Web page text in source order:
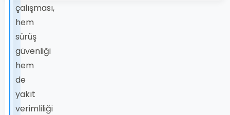
çalışması,
hem
sürüş
güvenliği
hem
de
yakıt
verimliliği